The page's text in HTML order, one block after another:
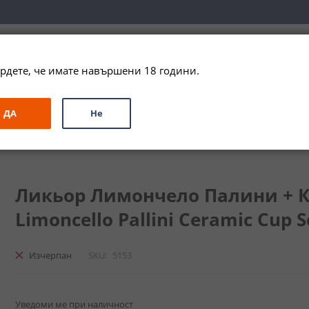
ЗА ПОДАРЪК ПРОМО СПЕЦИАЛНИ ПРЕДЛОЖЕНИЯ
Палини + Керамична Чаша / Liqueur Limoncello Pallini Ceramic Cup
Ликьор Лимончело Палини +
Limoncello Pallini Ceramic Cup
Изчерпан SKU 5153
Уведоми ме при наличност
че имате навършени 18 години.
ДА Не